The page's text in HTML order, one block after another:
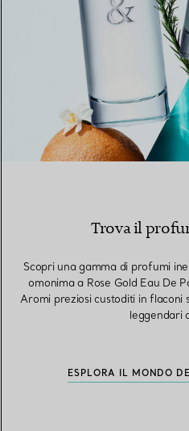
Trova il
Scopri una gamma di profumi
omonima a Rose Gold Eau De
Aromi preziosi custoditi in flaconi
leggendari
ESPLORA IL MONDO